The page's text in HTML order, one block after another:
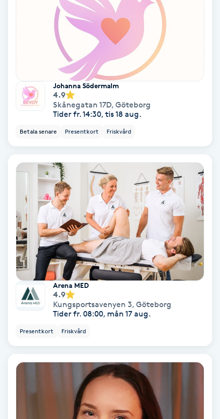
Kosmetisk tatuering
Kostrådgivning
Kroppsinpackning
Kroppspeeling
Käkledsbehandling
Kärlbehandling
Laserbehandling
Lashlift Keratin
LED-ljusterapi
Liktornar
LPG
LPG-massage
Luggklippning
Johanna Södermalm
4.9
Skånegatan 17D, Göteborg
Tider fr. 14:30, tis 18 aug.
Betala senare Presentkort Friskvård
Arena MED
4.9
Kungsportsavenyen 3, Göteborg
Tider fr. 08:00, mån 17 aug.
Presentkort Friskvård